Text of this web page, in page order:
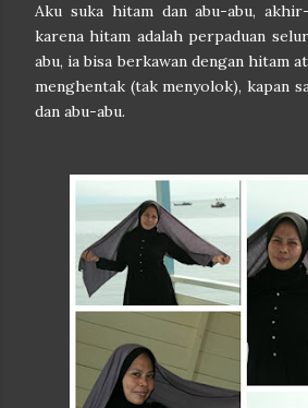
Aku suka hitam dan abu-abu,
karena hitam adalah perpaduan
abu, ia bisa berkawan dengan hitam
menghentak (tak menyolok), kapan
dan abu-abu.